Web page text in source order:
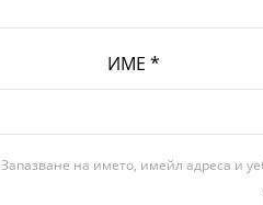
ИМЕ *
Запазване на името, имейл адреса и